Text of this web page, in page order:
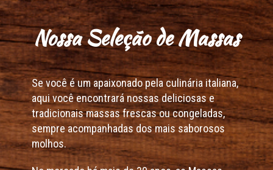
Nossa Seleção de Massas
Se você é um apaixonado pela culinária italiana,
aqui você encontrará nossas deliciosas e
tradicionais massas frescas ou congeladas,
sempre acompanhadas dos mais saborosos
molhos.